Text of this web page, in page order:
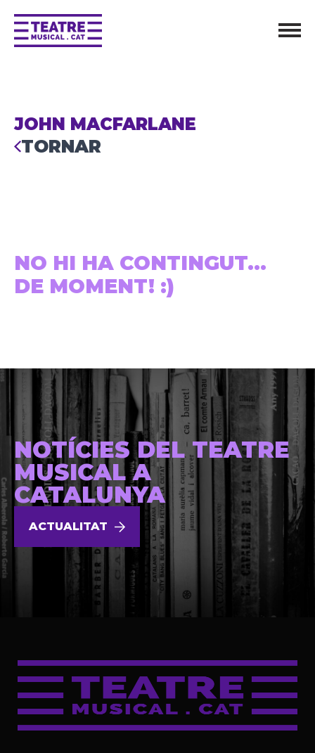
JOHN MACFARLANE
TORNAR
NO HI HA CONTINGUT...
DE MOMENT! :)
NOTÍCIES DEL TEATRE
MUSICAL A
CATALUNYA
ACTUALITAT